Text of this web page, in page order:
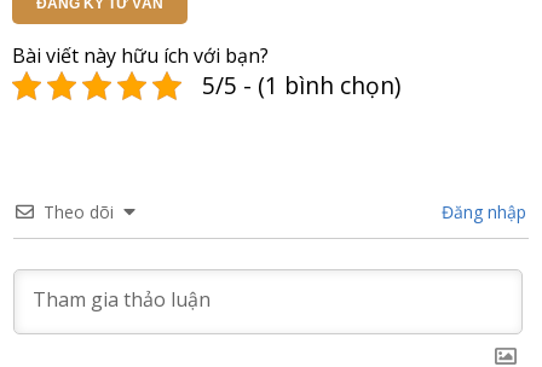
ĐĂNG KÝ TƯ VẤN
Bài viết này hữu ích với bạn?
5/5 - (1 bình chọn)
Theo dõi Đăng nhập